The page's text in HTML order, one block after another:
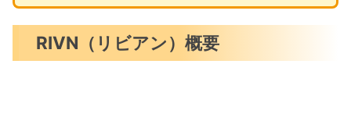
RIVN（リビアン）概要